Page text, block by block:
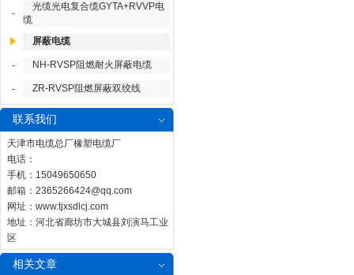
-
光缆光电复合缆GYTA+RVVP电
缆
屏蔽电缆
- NH-RVSP阻燃耐火屏蔽电缆
- ZR-RVSP阻燃屏蔽双绞线
联系我们
天津市电缆总厂橡塑电缆厂
电话：
手机：15049650650
邮箱： 2365266424@qq.com
网址： www.tjxsdlcj.com
地址：河北省廊坊市大城县刘演马工业
区
相关文章